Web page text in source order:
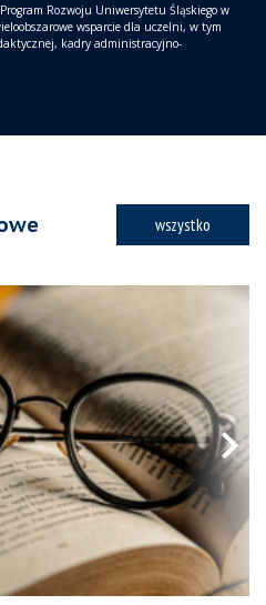
Rozwoju Uniwersytetu Śląskiego w
wsparcie dla uczelni, w tym
kadry administracyjno-
wszystko